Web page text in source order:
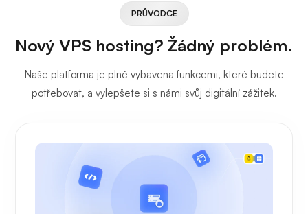
PRŮVODCE
Nový VPS hosting? Žádný problém.
Naše platforma je plně vybavena funkcemi, které budete
potřebovat, a vylepšete si s námi svůj digitální zážitek.